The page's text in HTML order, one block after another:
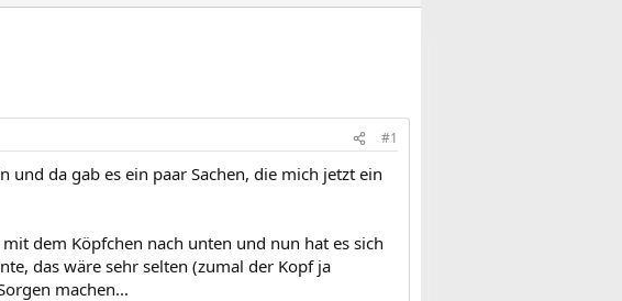
#1
da gab es ein paar Sachen, die mich jetzt ein
dem Köpfchen nach unten und nun hat es sich
das wäre sehr selten (zumal der Kopf ja
machen...